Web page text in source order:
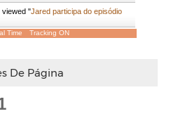
viewed "Jared participa do episódio
Time Tracking ON
De Página